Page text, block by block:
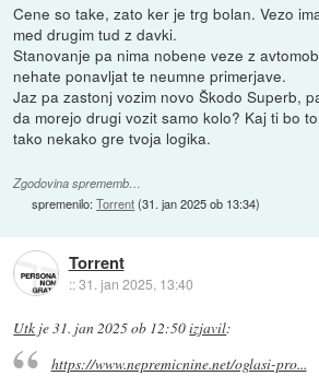
Cene so take, zato ker je trg bolan. Vezo
med drugim tud z davki.
Stanovanje pa nima nobene veze z
nehate ponavljat te neumne primerjave.
Jaz pa zastonj vozim novo Škodo Superb,
da morejo drugi vozit samo kolo? Kaj ti bo
tako nekako gre tvoja logika.
Zgodovina sprememb…
spremenilo:Torrent(31. jan 2025 ob 13:34)
Torrent
::31. jan 2025, 13:40
Utk je31. jan 2025 ob 12:50izjavil:
https://www.nepremicnine.net/oglasi-pro...